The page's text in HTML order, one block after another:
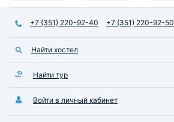
+7 (351) 220-92-40 +7 (351) 220-92-50
Найти хостел
Найти тур
Войти в личный кабинет